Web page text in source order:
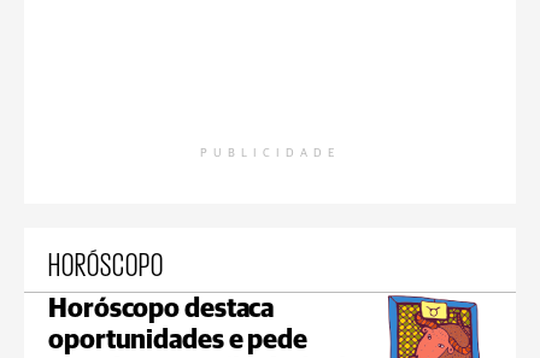
PUBLICIDADE
HORÓSCOPO
Horóscopo destaca
oportunidades e pede